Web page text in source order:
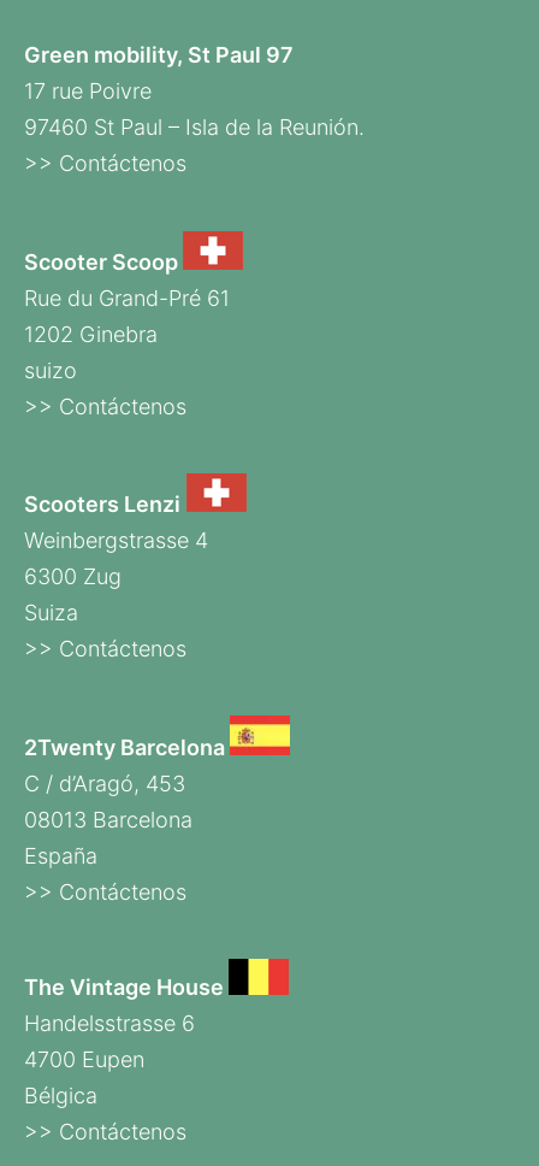
Green mobility, St Paul 97
17 rue Poivre
97460 St Paul – Isla de la Reunión.
>> Contáctenos
Scooter Scoop
Rue du Grand-Pré 61
1202 Ginebra
suizo
>> Contáctenos
Scooters Lenzi
Weinbergstrasse 4
6300 Zug
Suiza
>> Contáctenos
2Twenty Barcelona
C / d’Aragó, 453
08013 Barcelona
España
>> Contáctenos
The Vintage House
Handelsstrasse 6
4700 Eupen
Bélgica
>> Contáctenos